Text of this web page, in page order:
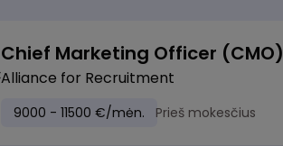
Chief Marketing Officer (CMO)
Alliance for Recruitment
9000 - 11500 €/mėn. Prieš mokesčius